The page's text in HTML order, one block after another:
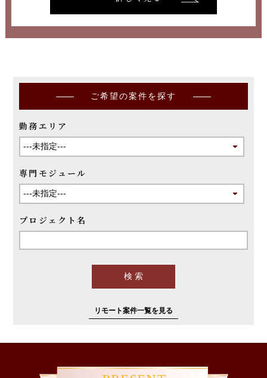
ご希望の案件を探す
勤務エリア
専門モジュール
プロジェクト名
リモート案件一覧を見る